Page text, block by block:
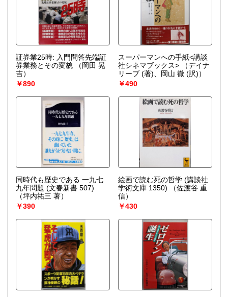
証券業25時: 入門問答先端証
券業務とその変貌
（岡田 晃
吉）
￥890
スーパーマンへの手紙<講談
社シネマブックス>
（デイナ
リーブ (著)、岡山 徹 (訳)）
￥490
同時代も歴史である 一九七
九年問題 (文春新書 507)
（坪内祐三 著）
￥390
絵画で読む死の哲学 (講談社
学術文庫 1350)
（佐渡谷 重
信）
￥430